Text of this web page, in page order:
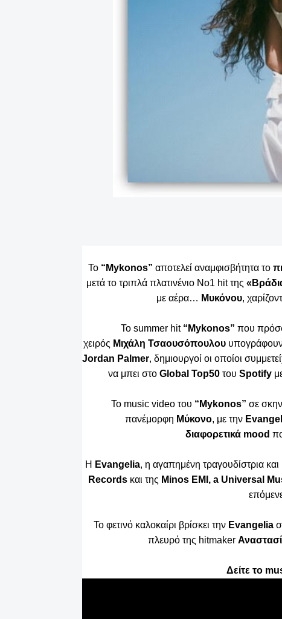
Το “ Mykonos” αποτελεί αναμφισβήτητα το
μετά το τριπλά πλατινένιο Νο1 hit της
με αέρα… Μυκόνου,
To summer hit “Mykonos” που
χειρός Μιχάλη Τσαουσόπουλου
Jordan Palmer, δημιουργοί οι οποίοι
να μπει στο Global Top50 του Spotify
Το music videoτου “ Mykonos” σε
πανέμορφη Μύκονο, με την
διαφορετικά mood
Η Evangelia, η αγαπημένη τραγουδίστρια
Records και της Minos EMI, a Universal
Το φετινό καλοκαίρι βρίσκει την Evangelia
πλευρό της hitmaker
Δείτε το